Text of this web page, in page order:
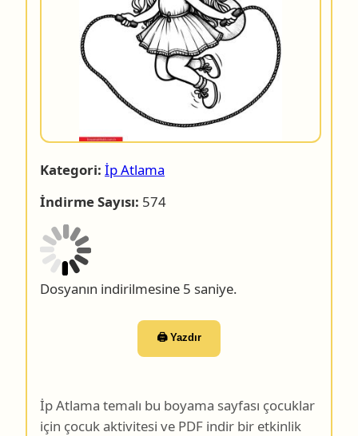
Kategori: İp Atlama
İndirme Sayısı: 574
Dosyanın indirilmesine 5 saniye.
🖨️ Yazdır
İp Atlama temalı bu boyama sayfası çocuklar
için çocuk aktivitesi ve PDF indir bir etkinlik